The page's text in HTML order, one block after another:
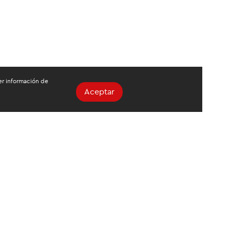
información de
Aceptar